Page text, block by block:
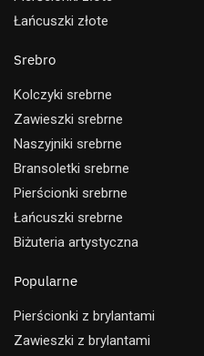
Łańcuszki złote
Srebro
Kolczyki srebrne
Zawieszki srebrne
Naszyjniki srebrne
Bransoletki srebrne
Pierścionki srebrne
Łańcuszki srebrne
Biżuteria artystyczna
Popularne
Pierścionki z brylantami
Zawieszki z brylantami